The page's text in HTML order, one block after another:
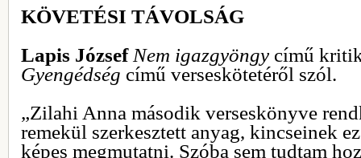
KÖVETÉSI TÁVOLSÁG
Lapis József Nem igazgyöngy című
Gyengédség című verseskötetéről szól.
„Zilahi Anna második verseskönyve
remekül szerkesztett anyag, kincseinek
képes megmutatni. Szóba sem tudtam